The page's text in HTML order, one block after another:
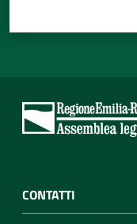
CONTATTI